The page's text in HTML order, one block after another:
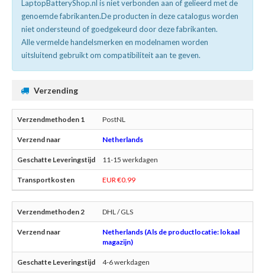
LaptopBatteryShop.nl is niet verbonden aan of gelieerd met de
genoemde fabrikanten.De producten in deze catalogus worden
niet ondersteund of goedgekeurd door deze fabrikanten.
Alle vermelde handelsmerken en modelnamen worden
uitsluitend gebruikt om compatibiliteit aan te geven.
Verzending
PostNL
Netherlands
11-15 werkdagen
EUR €0.99
DHL / GLS
Netherlands (Als de productlocatie: lokaal
magazijn)
4-6 werkdagen